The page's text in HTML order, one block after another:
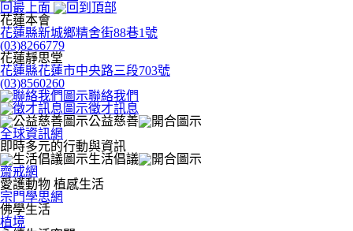
回最上面
花蓮本會
花蓮縣新城鄉精舍街88巷1號
(03)8266779
花蓮靜思堂
花蓮縣花蓮市中央路三段703號
(03)8560260
聯絡我們
徵才訊息
公益慈善
全球資訊網
即時多元的行動與資訊
生活倡議
齋戒網
愛護動物 植感生活
宗門學思網
佛學生活
植境